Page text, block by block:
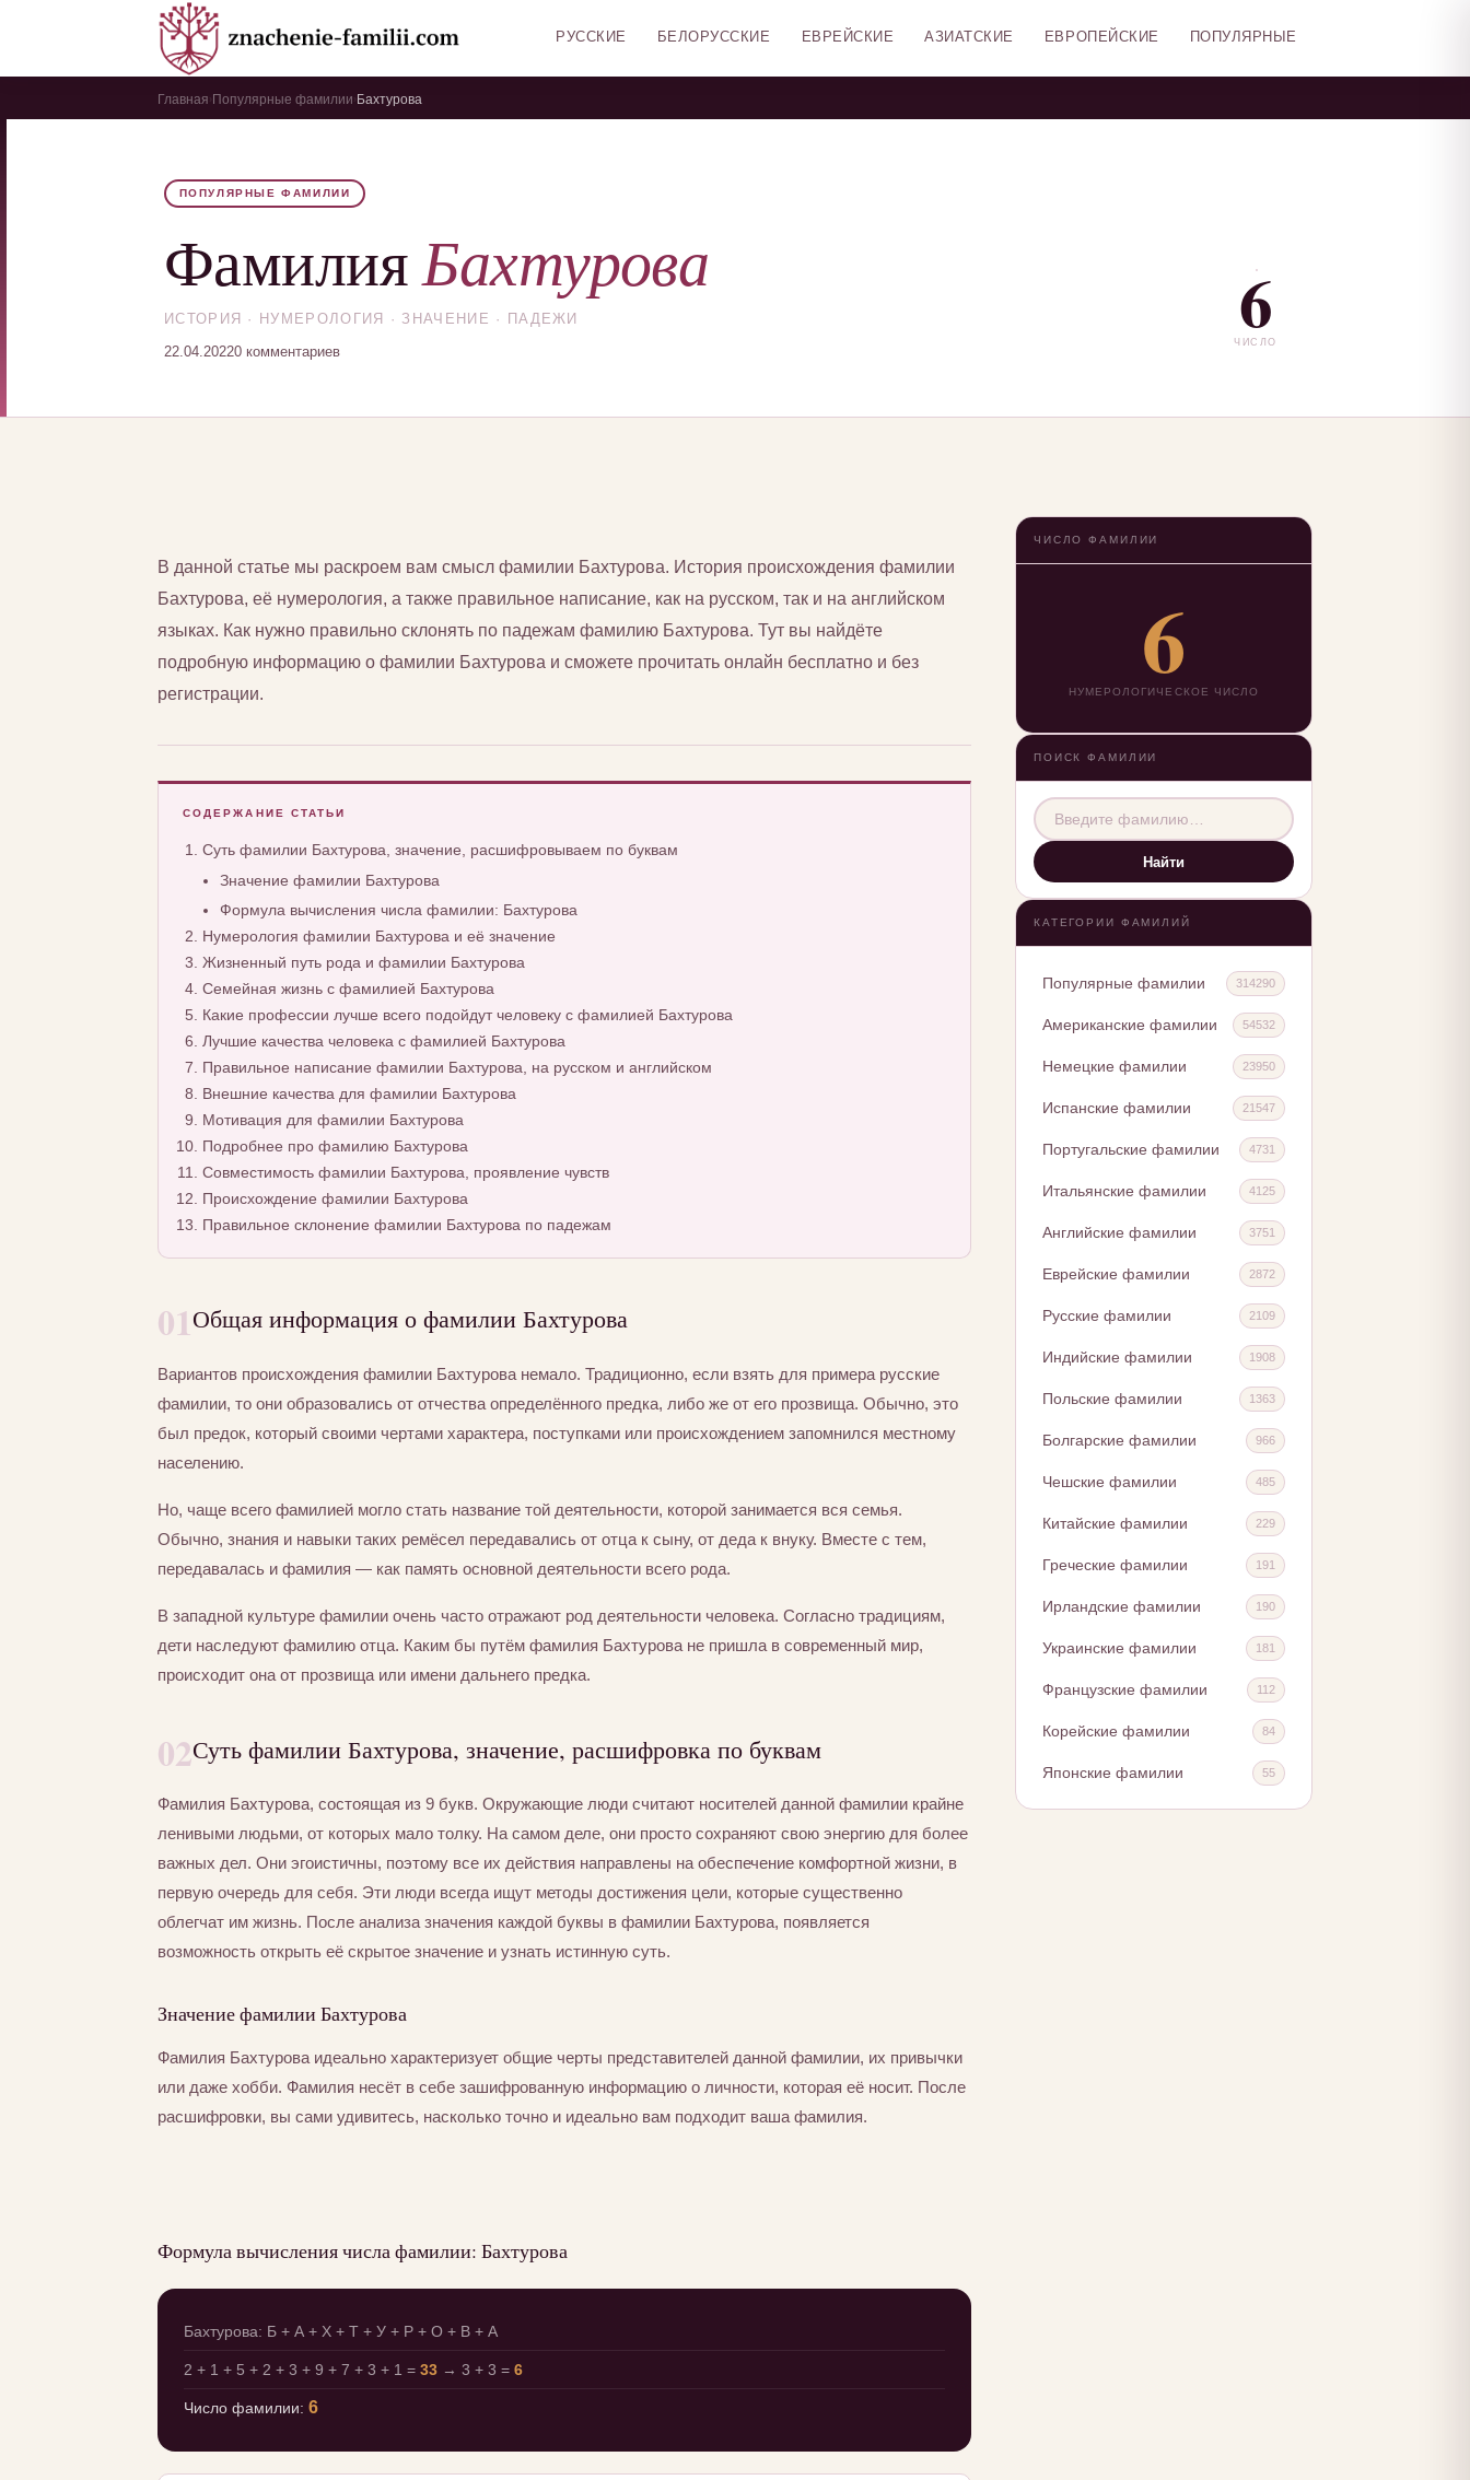
РУССКИЕ БЕЛОРУССКИЕ ЕВРЕЙСКИЕ АЗИАТСКИЕ ЕВРОПЕЙСКИЕ ПОПУЛЯРНЫЕ
Главная Популярные фамилии Бахтурова
ПОПУЛЯРНЫЕ ФАМИЛИИ
ФамилияБахтурова
ИСТОРИЯ · НУМЕРОЛОГИЯ · ЗНАЧЕНИЕ · ПАДЕЖИ
22.04.20220 комментариев
6
ЧИСЛО
В данной статье мы раскроем вам смысл фамилии Бахтурова. История происхождения фамилии
Бахтурова, её нумерология, а также правильное написание, как на русском, так и на английском
языках. Как нужно правильно склонять по падежам фамилию Бахтурова. Тут вы найдёте
подробную информацию о фамилии Бахтурова и сможете прочитать онлайн бесплатно и без
регистрации.
СОДЕРЖАНИЕ СТАТЬИ
Суть фамилии Бахтурова, значение, расшифровываем по буквам
Значение фамилии Бахтурова
Формула вычисления числа фамилии: Бахтурова
Нумерология фамилии Бахтурова и её значение
Жизненный путь рода и фамилии Бахтурова
Семейная жизнь с фамилией Бахтурова
Какие профессии лучше всего подойдут человеку с фамилией Бахтурова
Лучшие качества человека с фамилией Бахтурова
Правильное написание фамилии Бахтурова, на русском и английском
Внешние качества для фамилии Бахтурова
Мотивация для фамилии Бахтурова
Подробнее про фамилию Бахтурова
Совместимость фамилии Бахтурова, проявление чувств
Происхождение фамилии Бахтурова
Правильное склонение фамилии Бахтурова по падежам
01Общая информация о фамилии Бахтурова
Вариантов происхождения фамилии Бахтурова немало. Традиционно, если взять для примера русские
фамилии, то они образовались от отчества определённого предка, либо же от его прозвища. Обычно, это
был предок, который своими чертами характера, поступками или происхождением запомнился местному
населению.
Но, чаще всего фамилией могло стать название той деятельности, которой занимается вся семья.
Обычно, знания и навыки таких ремёсел передавались от отца к сыну, от деда к внуку. Вместе с тем,
передавалась и фамилия — как память основной деятельности всего рода.
В западной культуре фамилии очень часто отражают род деятельности человека. Согласно традициям,
дети наследуют фамилию отца. Каким бы путём фамилия Бахтурова не пришла в современный мир,
происходит она от прозвища или имени дальнего предка.
02Суть фамилии Бахтурова, значение, расшифровка по буквам
Фамилия Бахтурова, состоящая из 9 букв. Окружающие люди считают носителей данной фамилии крайне
ленивыми людьми, от которых мало толку. На самом деле, они просто сохраняют свою энергию для более
важных дел. Они эгоистичны, поэтому все их действия направлены на обеспечение комфортной жизни, в
первую очередь для себя. Эти люди всегда ищут методы достижения цели, которые существенно
облегчат им жизнь. После анализа значения каждой буквы в фамилии Бахтурова, появляется
возможность открыть её скрытое значение и узнать истинную суть.
Значение фамилии Бахтурова
Фамилия Бахтурова идеально характеризует общие черты представителей данной фамилии, их привычки
или даже хобби. Фамилия несёт в себе зашифрованную информацию о личности, которая её носит. После
расшифровки, вы сами удивитесь, насколько точно и идеально вам подходит ваша фамилия.
Формула вычисления числа фамилии: Бахтурова
Бахтурова: Б + А + Х + Т + У + Р + О + В + А
2 + 1 + 5 + 2 + 3 + 9 + 7 + 3 + 1 = 33 → 3 + 3 = 6
Число фамилии: 6
ЧИСЛО ФАМИЛИИ
6
НУМЕРОЛОГИЧЕСКОЕ ЧИСЛО
ПОИСК ФАМИЛИИ
Найти
КАТЕГОРИИ ФАМИЛИЙ
Популярные фамилии 314290
Американские фамилии 54532
Немецкие фамилии 23950
Испанские фамилии 21547
Португальские фамилии 4731
Итальянские фамилии 4125
Английские фамилии 3751
Еврейские фамилии 2872
Русские фамилии 2109
Индийские фамилии 1908
Польские фамилии 1363
Болгарские фамилии 966
Чешские фамилии 485
Китайские фамилии 229
Греческие фамилии 191
Ирландские фамилии 190
Украинские фамилии 181
Французские фамилии 112
Корейские фамилии 84
Японские фамилии 55